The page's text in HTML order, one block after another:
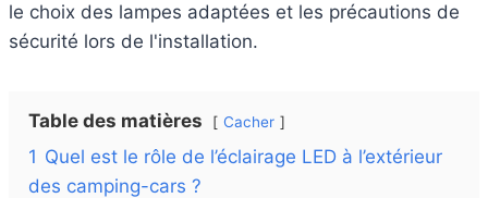
le choix des lampes adaptées et les précautions de
sécurité lors de l'installation.
Table des matières Cacher
1 Quel est le rôle de l’éclairage LED à l’extérieur
des camping-cars ?